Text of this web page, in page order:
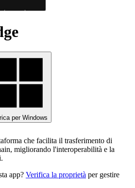
per Windows
che facilita il trasferimento di
migliorando l'interoperabilità e la
app? Verifica la proprietà per gestire